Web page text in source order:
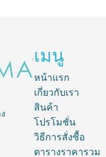
เมนู
หน้าแรก
เกี่ยวกับเรา
สินค้า
โปรโมชั่น
วิธีการสั่งซื้อ
ตารางราคารวม